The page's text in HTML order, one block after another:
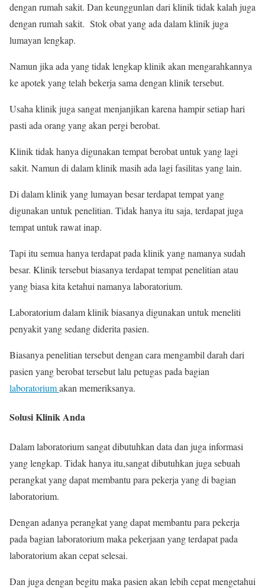
dengan rumah sakit. Dan keunggunlan dari klinik tidak kalah juga
dengan rumah sakit. Stok obat yang ada dalam klinik juga
lumayan lengkap.
Namun jika ada yang tidak lengkap klinik akan mengarahkannya
ke apotek yang telah bekerja sama dengan klinik tersebut.
Usaha klinik juga sangat menjanjikan karena hampir setiap hari
pasti ada orang yang akan pergi berobat.
Klinik tidak hanya digunakan tempat berobat untuk yang lagi
sakit. Namun di dalam klinik masih ada lagi fasilitas yang lain.
Di dalam klinik yang lumayan besar terdapat tempat yang
digunakan untuk penelitian. Tidak hanya itu saja, terdapat juga
tempat untuk rawat inap.
Tapi itu semua hanya terdapat pada klinik yang namanya sudah
besar. Klinik tersebut biasanya terdapat tempat penelitian atau
yang biasa kita ketahui namanya laboratorium.
Laboratorium dalam klinik biasanya digunakan untuk meneliti
penyakit yang sedang diderita pasien.
Biasanya penelitian tersebut dengan cara mengambil darah dari
pasien yang berobat tersebut lalu petugas pada bagian
laboratoriumakan memeriksanya.
Solusi Klinik Anda
Dalam laboratorium sangat dibutuhkan data dan juga informasi
yang lengkap. Tidak hanya itu,sangat dibutuhkan juga sebuah
perangkat yang dapat membantu para pekerja yang di bagian
laboratorium.
Dengan adanya perangkat yang dapat membantu para pekerja
pada bagian laboratorium maka pekerjaan yang terdapat pada
laboratorium akan cepat selesai.
Dan juga dengan begitu maka pasien akan lebih cepat mengetahui